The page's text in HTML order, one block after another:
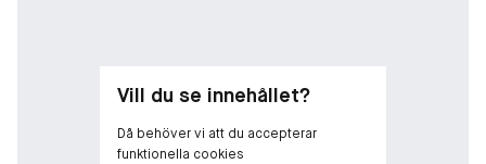
madagaskar orpur och svartpeppar
Hjärta: Pomarose, egyptisk geranium orpur, lavendel och
muskatellsalvia
Bas: Benzoin orpur, cashmeran, patchouli, vanilj och haitisk
Vill du se innehållet?
Då behöver vi att du accepterar
funktionella cookies